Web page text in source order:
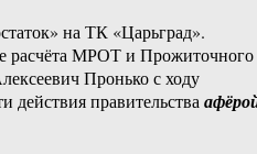
на ТК «Царьград».
расчёта МРОТ и Прожиточного
Пронько с ходу
действия правительства